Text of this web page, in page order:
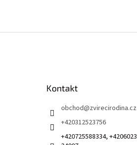
Kontakt
obchod@zvirecirodina.cz
+420312523756
+420725588334, +4206023